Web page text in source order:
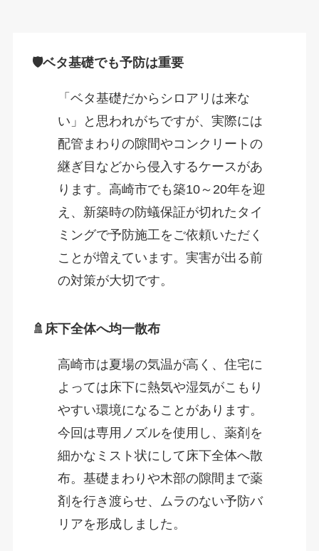
🛡️ベタ基礎でも予防は重要
「ベタ基礎だからシロアリは来な
い」と思われがちですが、実際には
配管まわりの隙間やコンクリートの
継ぎ目などから侵入するケースがあ
ります。高崎市でも築10～20年を迎
え、新築時の防蟻保証が切れたタイ
ミングで予防施工をご依頼いただく
ことが増えています。実害が出る前
の対策が大切です。
🚿床下全体へ均一散布
高崎市は夏場の気温が高く、住宅に
よっては床下に熱気や湿気がこもり
やすい環境になることがあります。
今回は専用ノズルを使用し、薬剤を
細かなミスト状にして床下全体へ散
布。基礎まわりや木部の隙間まで薬
剤を行き渡らせ、ムラのない予防バ
リアを形成しました。